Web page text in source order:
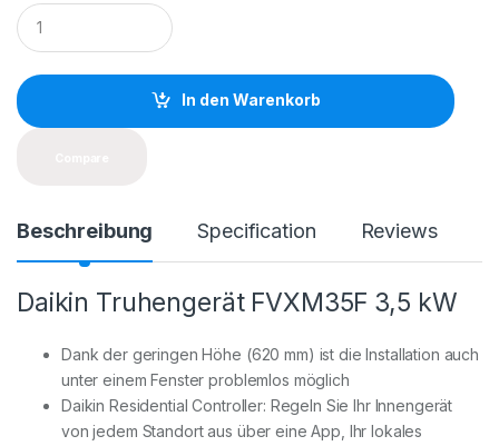
Q
u
a
t
i
In den Warenkorb
Beschreibung Specification Reviews
Daikin Truhengerät FVXM35F 3,5 kW
Dank der geringen Höhe (620 mm) ist die Installation auch
unter einem Fenster problemlos möglich
Daikin Residential Controller: Regeln Sie Ihr Innengerät
von jedem Standort aus über eine App, Ihr lokales